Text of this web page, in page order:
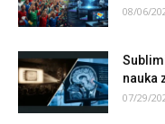
08/06/
nauka
07/29/